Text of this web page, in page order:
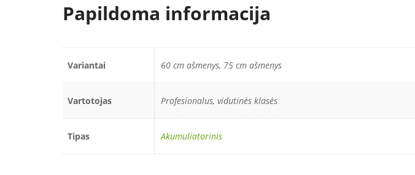
Papildoma informacija
Variantai 60 cm ašmenys, 75 cm ašmenys
Vartotojas Profesionalus, vidutinės klasės
Tipas Akumuliatorinis